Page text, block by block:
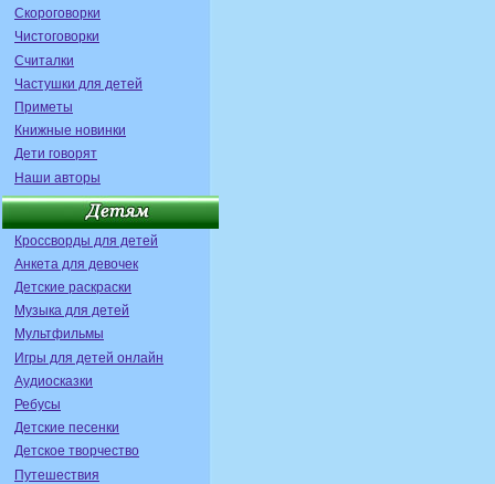
Скороговорки
Чистоговорки
Считалки
Частушки для детей
Приметы
Книжные новинки
Дети говорят
Наши авторы
Кроссворды для детей
Анкета для девочек
Детские раскраски
Музыка для детей
Мультфильмы
Игры для детей онлайн
Аудиосказки
Ребусы
Детские песенки
Детское творчество
Путешествия